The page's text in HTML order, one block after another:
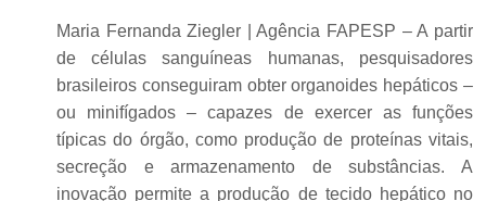
Maria Fernanda Ziegler | Agência FAPESP – A partir
de células sanguíneas humanas, pesquisadores
brasileiros conseguiram obter organoides hepáticos –
ou minifígados – capazes de exercer as funções
típicas do órgão, como produção de proteínas vitais,
secreção e armazenamento de substâncias. A
inovação permite a produção de tecido hepático no